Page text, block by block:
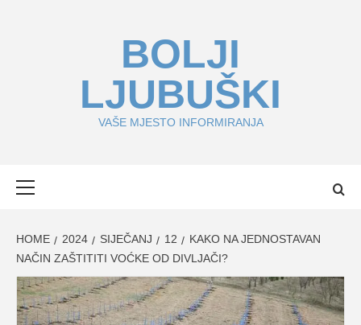
BOLJI
LJUBUŠKI
VAŠE MJESTO INFORMIRANJA
HOME 2024 SIJEČANJ 12
KAKO NA JEDNOSTAVAN
NAČIN ZAŠTITITI VOĆKE OD DIVLJAČI?